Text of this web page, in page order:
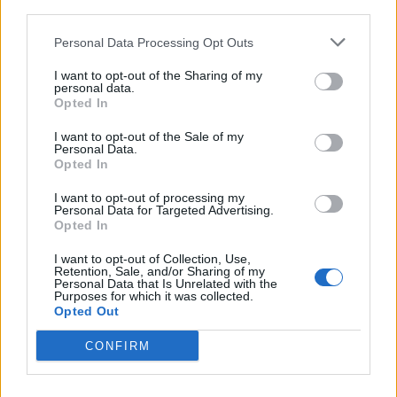
Personal Data Processing Opt Outs
I want to opt-out of the Sharing of my
personal data.
Opted In
I want to opt-out of the Sale of my
Personal Data.
Opted In
I want to opt-out of processing my
Personal Data for Targeted Advertising.
Opted In
I want to opt-out of Collection, Use,
Retention, Sale, and/or Sharing of my
Personal Data that Is Unrelated with the
Purposes for which it was collected.
Opted Out
CONFIRM
20 3
20 1
Chevrolet CORVETTE C7.R (2016)
HMD
Dansken-
38 689 visningar
471 kommentarer
Senaste foruminläggen